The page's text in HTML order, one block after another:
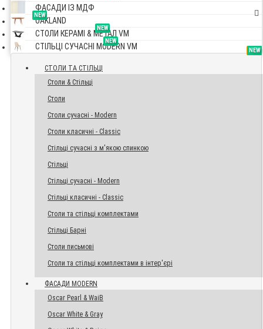
ФАСАДИ ІЗ МДФ
NEW
OAKLAND
NEW
СТОЛИ КЕРАМІ & МЕТАЛ VM
NEW
СТІЛЬЦІ СУЧАСНІ MODERN VM TOP
СТОЛИ ТА СТІЛЬЦІ
Столи & Стільці
Столи
Столи сучасні - Modern
Столи класичні - Classic
Стільці сучасні з м'якою спинкою
Стільці
Стільці сучасні - Modern
Стільці класичні - Classic
Столи та стільці комплектами
Стільці Барні
Столи письмові
Столи та стільці комплектами в інтер'єрі
NEW
ФАСАДИ MODERN
Oscar Pearl & WaiB
Oscar White & Gray
NEW
NEW